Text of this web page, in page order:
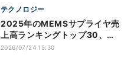
テクノロジー
2025年のMEMSサプライヤ売
上高ランキングトップ30、日
本企業は4社がランクイン
2026/07/24 15:30